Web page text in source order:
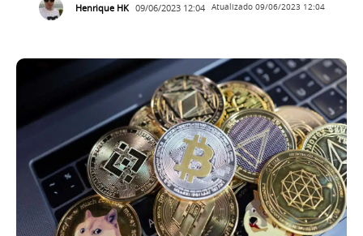
Henrique HK 09/06/2023 12:04 Atualizado 09/06/2023 12:04